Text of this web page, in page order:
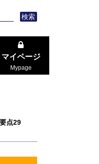
検索
マイページ
Mypage
点29